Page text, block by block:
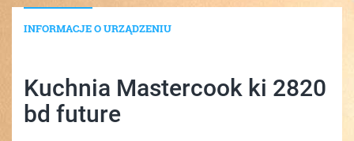
INFORMACJE O URZĄDZENIU
Kuchnia Mastercook ki 2820
bd future